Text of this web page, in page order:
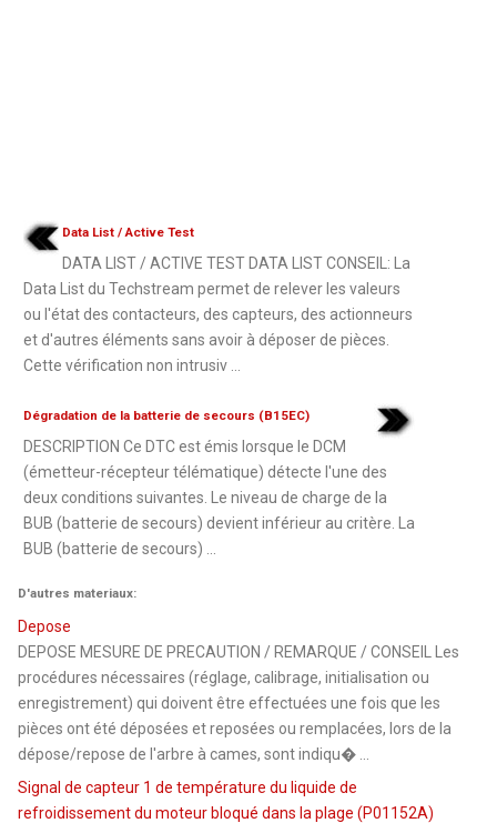
Data List / Active Test
DATA LIST / ACTIVE TEST DATA LIST CONSEIL: La
Data List du Techstream permet de relever les valeurs
ou l'état des contacteurs, des capteurs, des actionneurs
et d'autres éléments sans avoir à déposer de pièces.
Cette vérification non intrusiv ...
Dégradation de la batterie de secours (B15EC)
DESCRIPTION Ce DTC est émis lorsque le DCM
(émetteur-récepteur télématique) détecte l'une des
deux conditions suivantes. Le niveau de charge de la
BUB (batterie de secours) devient inférieur au critère. La
BUB (batterie de secours) ...
D'autres materiaux:
Depose
DEPOSE MESURE DE PRECAUTION / REMARQUE / CONSEIL Les
procédures nécessaires (réglage, calibrage, initialisation ou
enregistrement) qui doivent être effectuées une fois que les
pièces ont été déposées et reposées ou remplacées, lors de la
dépose/repose de l'arbre à cames, sont indiqu� ...
Signal de capteur 1 de température du liquide de
refroidissement du moteur bloqué dans la plage (P01152A)